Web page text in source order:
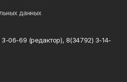
данных
06-69 (редактор), 8(34792) 3-14-